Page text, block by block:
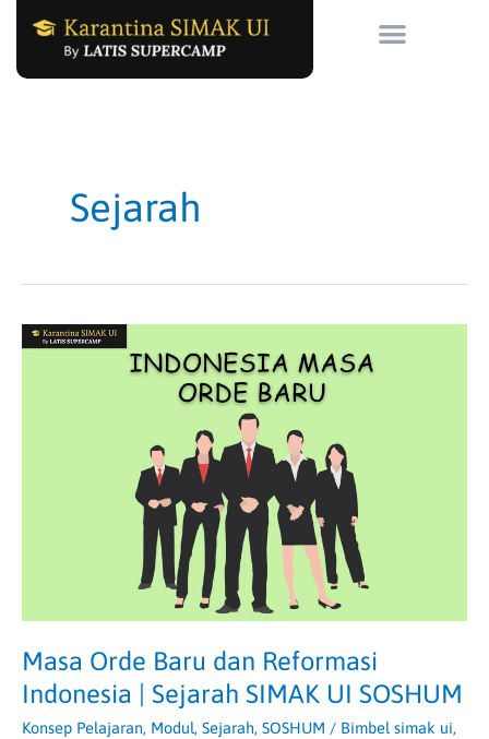
Sejarah
Masa Orde Baru dan Reformasi
Indonesia | Sejarah SIMAK UI SOSHUM
Konsep Pelajaran, Modul, Sejarah, SOSHUM / Bimbel simak ui,
Masa